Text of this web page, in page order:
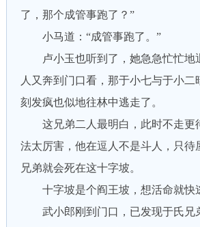
了，那个成管事跑了？”
小马道：“成管事跑了。”
卢小玉也听到了，她急急忙忙地
人又奔到门口看，那于小七与于小二
刻发疯也似地往林中逃走了。
这兄弟二人最明白，此时不走更
法太厉害，他在逗人不是斗人，只待
兄弟就会死在这十字坡。
十字坡是个阎王坡，想活命就快
武小郎刚到门口，已发现于氏兄